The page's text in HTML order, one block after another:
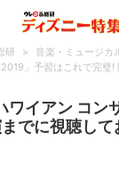
研 > 音楽・ミュージカ
」予習はこれで完璧
ワイアン コ
でに視聴し